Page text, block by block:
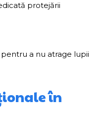
protejării
a nu atrage lupii
în